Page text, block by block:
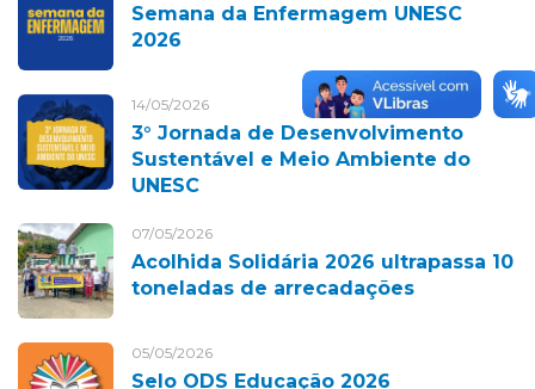
Semana da Enfermagem UNESC
2026
14/05/2026
3° Jornada de Desenvolvimento
Sustentável e Meio Ambiente do
UNESC
07/05/2026
Acolhida Solidária 2026 ultrapassa 10
toneladas de arrecadações
05/05/2026
Selo ODS Educação 2026